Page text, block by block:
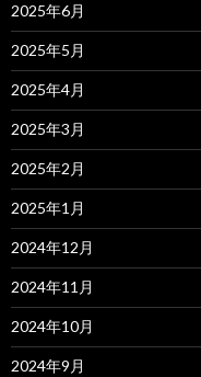
2025年6月
2025年5月
2025年4月
2025年3月
2025年2月
2025年1月
2024年12月
2024年11月
2024年10月
2024年9月